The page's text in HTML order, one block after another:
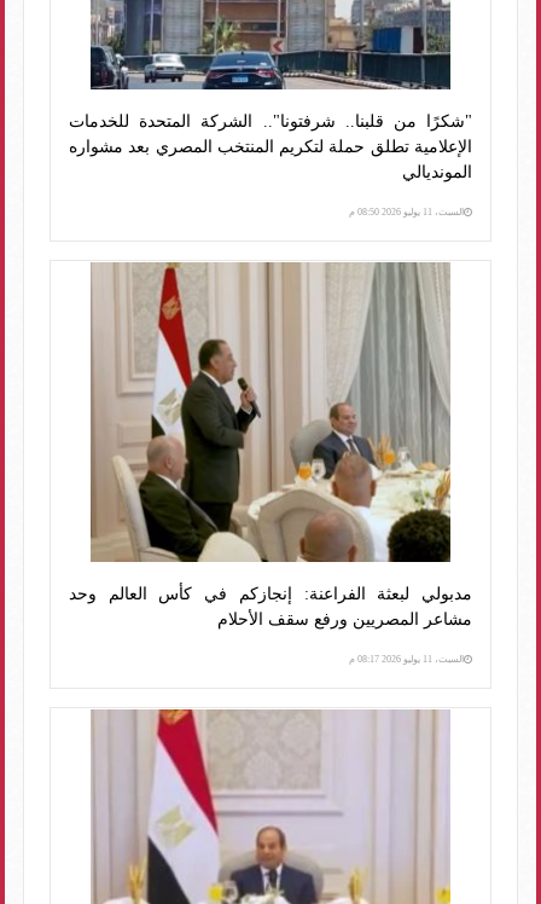
"شكرًا من قلبنا.. شرفتونا".. الشركة المتحدة للخدمات
الإعلامية تطلق حملة لتكريم المنتخب المصري بعد مشواره
المونديالي
السبت، 11 يوليو 2026 08:50 م
مدبولي لبعثة الفراعنة: إنجازكم في كأس العالم وحد
مشاعر المصريين ورفع سقف الأحلام
السبت، 11 يوليو 2026 08:17 م